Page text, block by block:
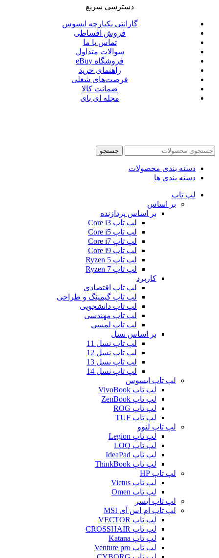
دسترسی سریع
گارانتی یکپارچه ایسوس
فروش اقساطی
تماس با ما
سوالات متداول
فروشگاه eBuy
راهنمای خرید
فرصت‌های شغلی
ضمانت کالا
مجله ای بای
جستجو
دسته بندی محصولات
دسته بندی ها
لپ تاپ
بر اساس
بر اساس پردازنده
لپ تاپ Core i3
لپ تاپ Core i5
لپ تاپ Core i7
لپ تاپ Core i9
لپ تاپ Ryzen 5
لپ تاپ Ryzen 7
کاربرد
لپ تاپ اقتصادی
لپ تاپ گیمینگ و طراحی
لپ تاپ دانشجویی
لپ تاپ مهندسی
لپ تاپ لمسی
بر اساس نسل
لپ تاپ نسل 11
لپ تاپ نسل 12
لپ تاپ نسل 13
لپ تاپ نسل 14
لپ تاپ ایسوس
لپ تاپ VivoBook
لپ تاپ ZenBook
لپ تاپ ROG
لپ تاپ TUF
لپ تاپ لنوو
لپ تاپ Legion
لپ تاپ LOQ
لپ تاپ IdeaPad
لپ تاپ ThinkBook
لپ تاپ HP
لپ تاپ Victus
لپ تاپ Omen
لپ تاپ ایسر
لپ تاپ ام اس آی MSI
لپ تاپ VECTOR
لپ تاپ CROSSHAIR
لپ تاپ Katana
لپ تاپ Venture pro